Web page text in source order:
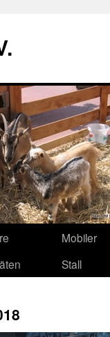
Mobiler
Stall